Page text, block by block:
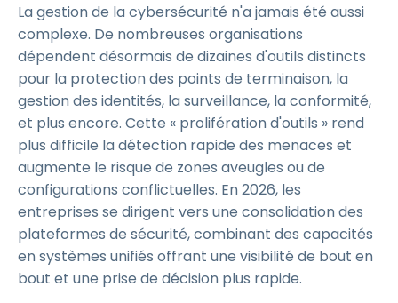
La gestion de la cybersécurité n'a jamais été aussi
complexe. De nombreuses organisations
dépendent désormais de dizaines d'outils distincts
pour la protection des points de terminaison, la
gestion des identités, la surveillance, la conformité,
et plus encore. Cette « prolifération d'outils » rend
plus difficile la détection rapide des menaces et
augmente le risque de zones aveugles ou de
configurations conflictuelles. En 2026, les
entreprises se dirigent vers une consolidation des
plateformes de sécurité, combinant des capacités
en systèmes unifiés offrant une visibilité de bout en
bout et une prise de décision plus rapide.